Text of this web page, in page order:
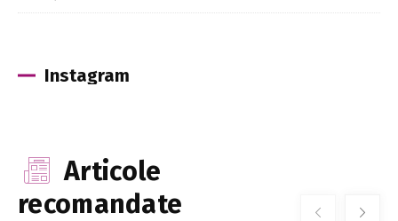
Instagram
Articole
recomandate